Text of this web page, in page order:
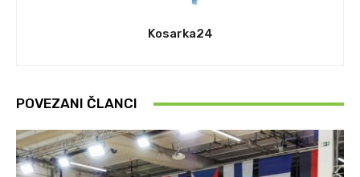
Kosarka24
POVEZANI ČLANCI